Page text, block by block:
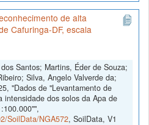
de alta
Cafuringa-DF, escala
Santos; Martins, Éder de Souza;
Silva, Angelo Valverde da;
"Dados de "Levantamento de
intensidade dos solos da Apa de
SoilData/NGA572, SoilData, V1